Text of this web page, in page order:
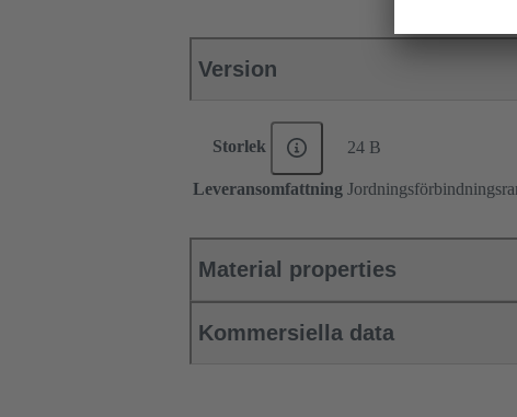
Version
Storlek 24 B
Leveransomfattning
Material properties
Kommersiella data